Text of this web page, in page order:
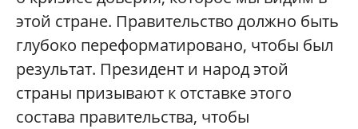
этой стране. Правительство должно быть
глубоко переформатировано, чтобы был
результат. Президент и народ этой
страны призывают к отставке этого
состава правительства, чтобы